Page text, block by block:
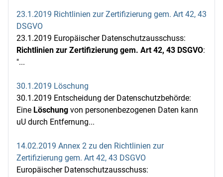
23.1.2019 Richtlinien zur Zertifizierung gem. Art 42, 43
DSGVO
23.1.2019 Europäischer Datenschutzausschuss:
Richtlinien zur Zertifizierung gem. Art 42, 43 DSGVO:
"...
30.1.2019 Löschung
30.1.2019 Entscheidung der Datenschutzbehörde:
Eine Löschung von personenbezogenen Daten kann
uU durch Entfernung...
14.02.2019 Annex 2 zu den Richtlinien zur
Zertifizierung gem. Art 42, 43 DSGVO
Europäischer Datenschutzausschuss: